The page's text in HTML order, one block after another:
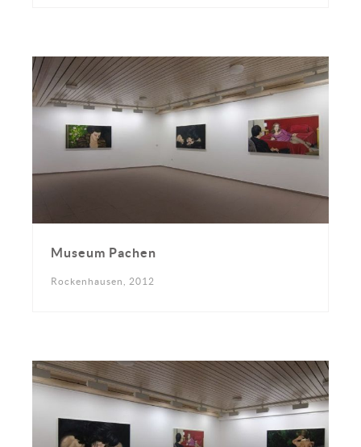
Museum Pachen
Rockenhausen, 2012